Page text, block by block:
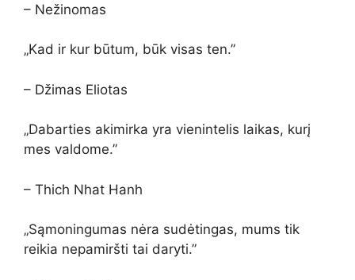
– Nežinomas
„Kad ir kur būtum, būk visas ten.”
– Džimas Eliotas
„Dabarties akimirka yra vienintelis laikas, kurį
mes valdome.”
– Thich Nhat Hanh
„Sąmoningumas nėra sudėtingas, mums tik
reikia nepamiršti tai daryti.”